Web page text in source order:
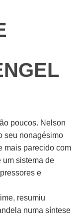
poucos. Nelson
seu nonagésimo
mais parecido com
um sistema de
e
resumiu
numa síntese